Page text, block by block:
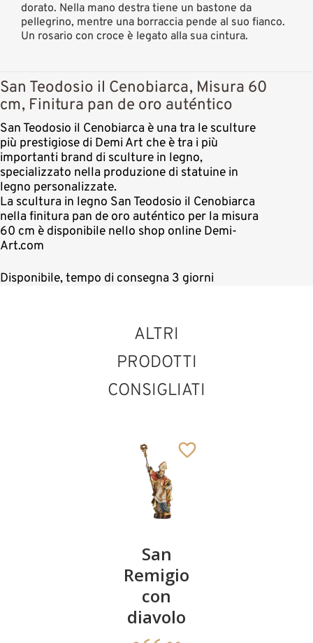
dorato. Nella mano destra tiene un bastone da
pellegrino, mentre una borraccia pende al suo fianco.
Un rosario con croce è legato alla sua cintura.
San Teodosio il Cenobiarca, Misura 60
cm, Finitura pan de oro auténtico
San Teodosio il Cenobiarca è una tra le sculture
più prestigiose di Demi Art che è tra i più
importanti brand di sculture in legno,
specializzato nella produzione di statuine in
legno personalizzate.
La scultura in legno San Teodosio il Cenobiarca
nella finitura pan de oro auténtico per la misura
60 cm è disponibile nello shop online Demi-
Art.com
Disponibile, tempo di consegna 3 giorni
ALTRI
PRODOTTI
CONSIGLIATI
San
Remigio
con
diavolo